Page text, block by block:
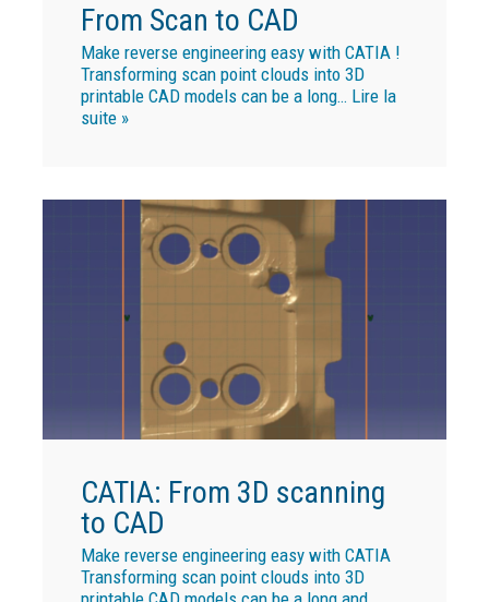
From Scan to CAD
Make reverse engineering easy with CATIA !
Transforming scan point clouds into 3D
printable CAD models can be a long… Lire la
suite »
CATIA: From 3D scanning
to CAD
Make reverse engineering easy with CATIA
Transforming scan point clouds into 3D